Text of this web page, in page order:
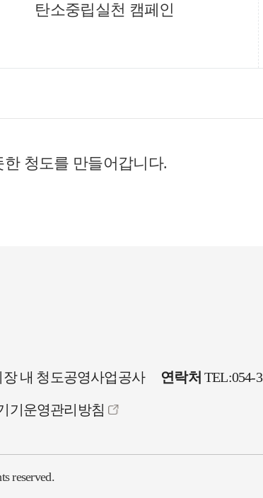
탄소중립실천 캠페인
청도를 만들어갑니다.
내 청도공영사업공사 연락처 TEL:054-
기운영관리방침
reserved.